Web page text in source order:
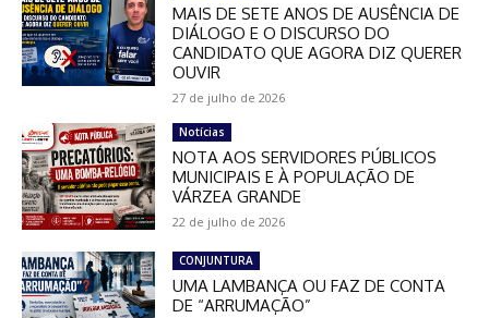
MAIS DE SETE ANOS DE AUSÊNCIA DE
DIÁLOGO E O DISCURSO DO
CANDIDATO QUE AGORA DIZ QUERER
OUVIR
27 de julho de 2026
Notícias
NOTA AOS SERVIDORES PÚBLICOS
MUNICIPAIS E À POPULAÇÃO DE
VÁRZEA GRANDE
22 de julho de 2026
CONJUNTURA
UMA LAMBANÇA OU FAZ DE CONTA
DE “ARRUMAÇÃO”